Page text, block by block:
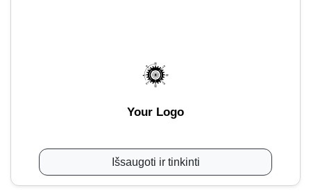
Your Logo
Išsaugoti ir tinkinti